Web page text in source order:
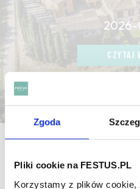
Zgoda
Pliki cookie na FESTUS.PL
Korzystamy z plików cookie,
2026-
CZYTAJ
CZYTAJ
CZYTAJ
strona główna / mineral
Archiwum